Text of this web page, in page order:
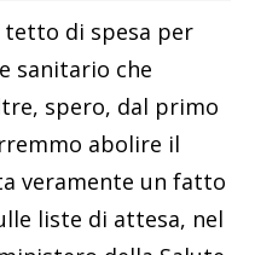
tetto di spesa per
sanitario che
spero, dal primo
abolire il
veramente un fatto
liste di attesa, nel